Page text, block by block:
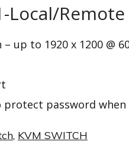
Local/
up to 1920 x 1200 @
protect password when
, KVM SWITCH